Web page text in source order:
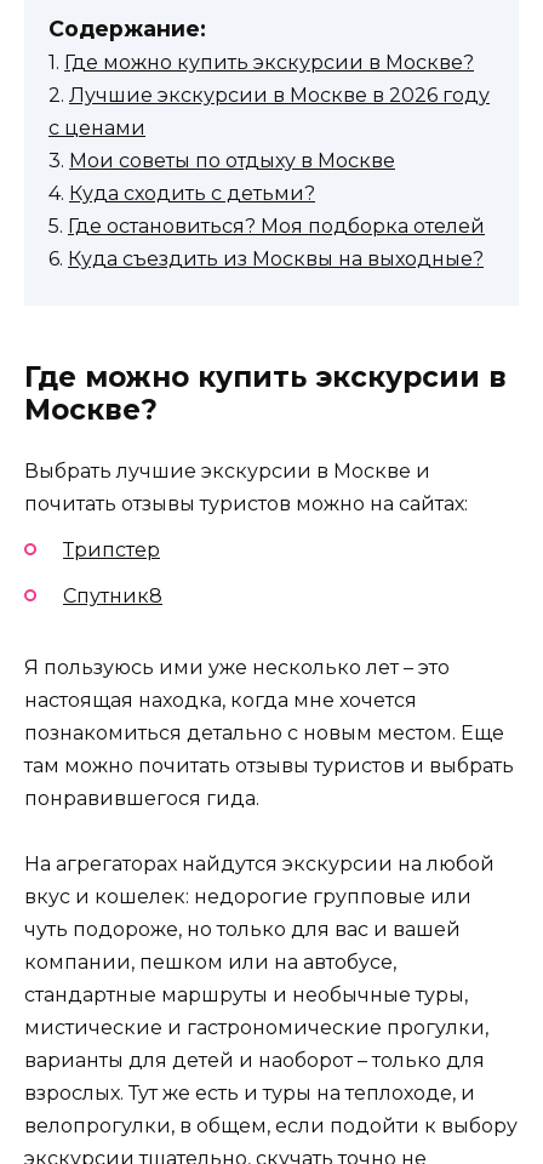
Содержание:
1. Где можно купить экскурсии в Москве?
2. Лучшие экскурсии в Москве в 2026 году
с ценами
3. Мои советы по отдыху в Москве
4. Куда сходить с детьми?
5. Где остановиться? Моя подборка отелей
6. Куда съездить из Москвы на выходные?
Где можно купить экскурсии в
Москве?
Выбрать лучшие экскурсии в Москве и
почитать отзывы туристов можно на сайтах:
Трипстер
Спутник8
Я пользуюсь ими уже несколько лет – это
настоящая находка, когда мне хочется
познакомиться детально с новым местом. Еще
там можно почитать отзывы туристов и выбрать
понравившегося гида.
На агрегаторах найдутся экскурсии на любой
вкус и кошелек: недорогие групповые или
чуть подороже, но только для вас и вашей
компании, пешком или на автобусе,
стандартные маршруты и необычные туры,
мистические и гастрономические прогулки,
варианты для детей и наоборот – только для
взрослых. Тут же есть и туры на теплоходе, и
велопрогулки, в общем, если подойти к выбору
экскурсии тщательно, скучать точно не